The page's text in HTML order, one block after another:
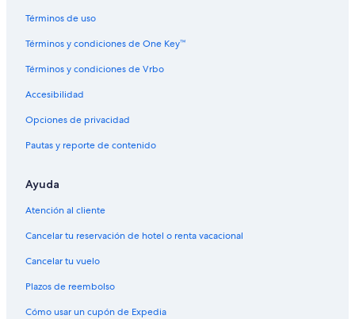
Términos de uso
Términos y condiciones de One Key™
Términos y condiciones de Vrbo
Accesibilidad
Opciones de privacidad
Pautas y reporte de contenido
Ayuda
Atención al cliente
Cancelar tu reservación de hotel o renta vacacional
Cancelar tu vuelo
Plazos de reembolso
Cómo usar un cupón de Expedia